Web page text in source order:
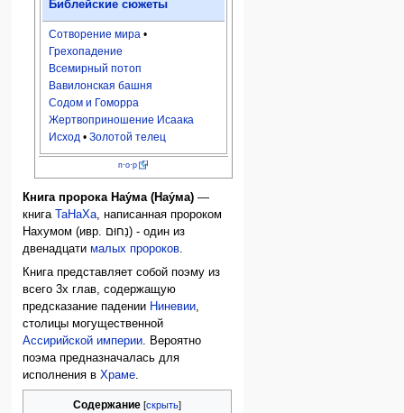
Библейские сюжеты
Сотворение мира •
Грехопадение
Всемирный потоп
Вавилонская башня
Содом и Гоморра
Жертвоприношение Исаака
Исход • Золотой телец
п·о·р
Книга пророка Нау́ма (Нау́ма) —
книга
ТаНаХа, написанная пророком
Нахумом (ивр. נַחוּם) - один из
двенадцатималых пророков.
Книга представляет собой поэму из
всего 3х глав, содержащую
предсказание падении Ниневии
столицы могущественной
Ассирийской империи . Вероятно
поэма предназначалась для
исполнения вХраме
Содержание